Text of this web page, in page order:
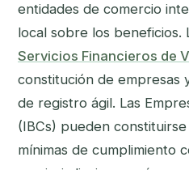
entidades de comercio
local sobre los beneficios.
Servicios Financieros de
constitución de empresas
de registro ágil. Las
(IBCs) pueden
mínimas de cumplimiento